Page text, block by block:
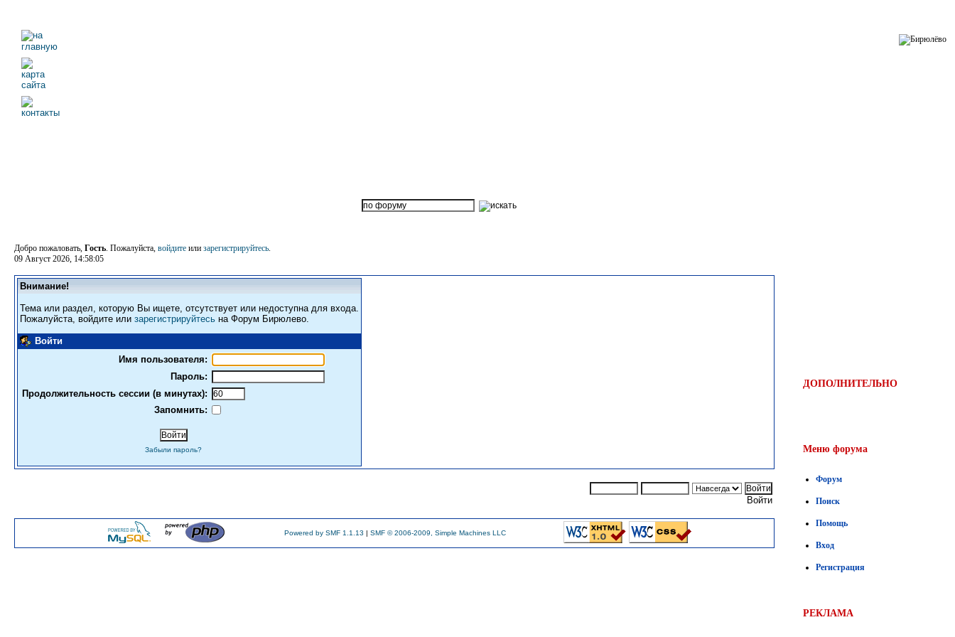
Добро пожаловать, Гость. Пожалуйста, войдите или зарегистрируйтесь.
09 Август 2026, 14:58:05
Внимание!
Тема или раздел, которую Вы ищете, отсутствует или недоступна для входа.
Пожалуйста, войдите или зарегистрируйтесь на Форум Бирюлево.
Войти
Имя пользователя:
Пароль:
Продолжительность сессии (в минутах):
Запомнить:
Забыли пароль?
Войти
Powered by SMF 1.1.13 | SMF © 2006-2009, Simple Machines LLC
ДОПОЛНИТЕЛЬНО
Меню форума
Форум
Поиск
Помощь
Вход
Регистрация
РЕКЛАМА